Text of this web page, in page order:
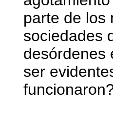
parte de los
sociedades
desórdenes
ser